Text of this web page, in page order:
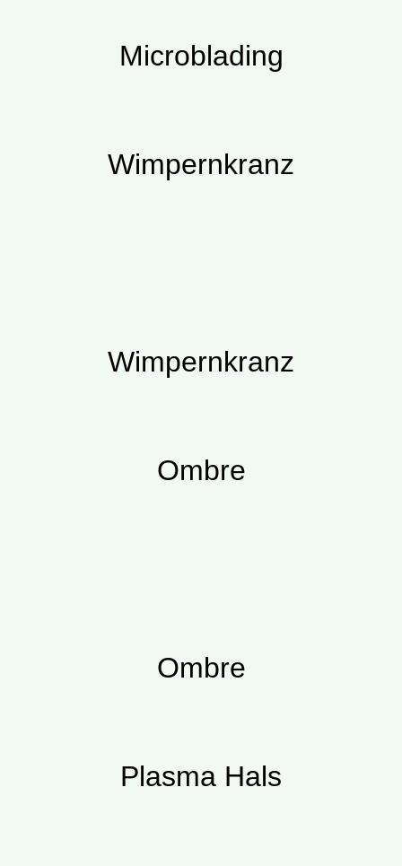
Microblading
Wimpernkranz
Wimpernkranz
Ombre
Ombre
Plasma Hals